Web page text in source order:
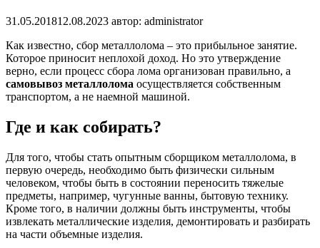
31.05.201812.08.2023 автор: administrator
Как известно, сбор металлолома – это прибыльное занятие.
Которое приносит неплохой доход. Но это утверждение
верно, если процесс сбора лома организован правильно, а
самовывоз металлолома осуществляется собственным
транспортом, а не наемной машиной.
Где и как собирать?
Для того, чтобы стать опытным сборщиком металлолома, в
первую очередь, необходимо быть физически сильным
человеком, чтобы быть в состоянии переносить тяжелые
предметы, например, чугунные ванны, бытовую технику.
Кроме того, в наличии должны быть инструменты, чтобы
извлекать металлические изделия, демонтировать и разбирать
на части объемные изделия.